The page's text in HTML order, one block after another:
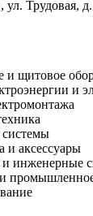
ул. Трудовая,
и щитовое
и
и аксессуары
и инженерные